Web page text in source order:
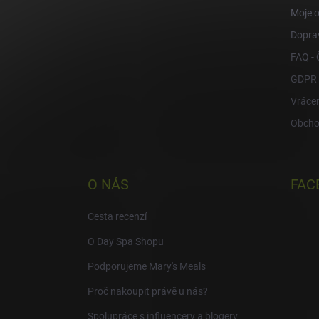
Moje
FAQ -
GDPR
O NÁS
Cesta recenzí
O Day Spa Shopu
Podporujeme Mary's Meals
Proč nakoupit právě u nás?
Spolupráce s influencery a blogery